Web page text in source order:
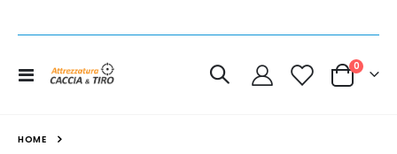
Toggle
Cart
0
HOME